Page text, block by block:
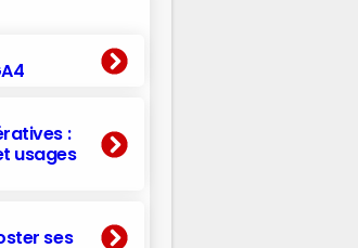
:
usages
ses